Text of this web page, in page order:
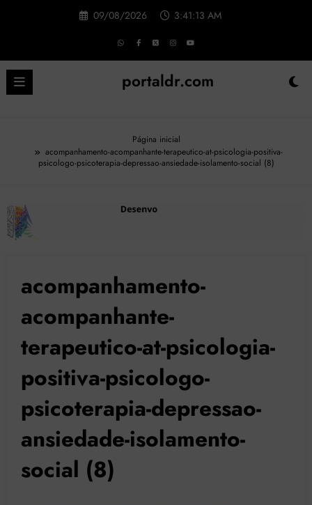
09/08/2026 3:41:14 AM
portaldr.com
Página inicial
acompanhamento-acompanhante-terapeutico-at-psicologia-positiva-
psicologo-psicoterapia-depressao-ansiedade-isolamento-social (8)
acompanhamento-
acompanhante-
terapeutico-at-psicologia-
positiva-psicologo-
psicoterapia-depressao-
ansiedade-isolamento-
social (8)